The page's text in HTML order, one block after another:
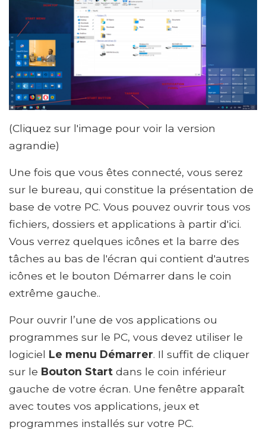
(Cliquez sur l'image pour voir la version
agrandie)
Une fois que vous êtes connecté, vous serez
sur le bureau, qui constitue la présentation de
base de votre PC. Vous pouvez ouvrir tous vos
fichiers, dossiers et applications à partir d'ici.
Vous verrez quelques icônes et la barre des
tâches au bas de l'écran qui contient d'autres
icônes et le bouton Démarrer dans le coin
extrême gauche..
Pour ouvrir l’une de vos applications ou
programmes sur le PC, vous devez utiliser le
logiciel Le menu Démarrer. Il suffit de cliquer
sur le Bouton Start dans le coin inférieur
gauche de votre écran. Une fenêtre apparaît
avec toutes vos applications, jeux et
programmes installés sur votre PC.